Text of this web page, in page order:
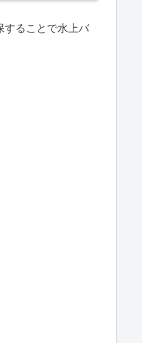
することで水上バ